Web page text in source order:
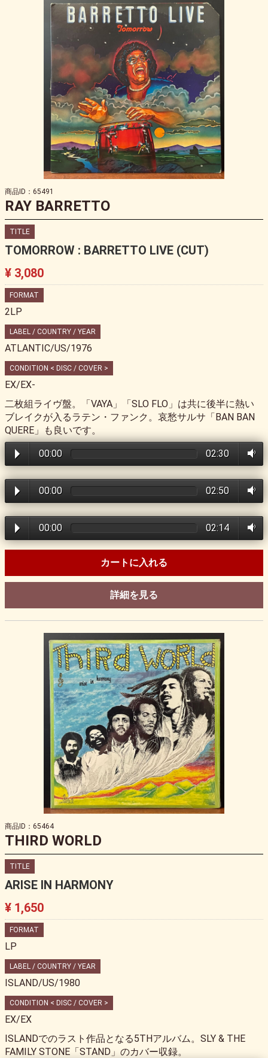
商品ID：65491
RAY BARRETTO
TITLE
TOMORROW : BARRETTO LIVE (CUT)
¥ 3,080
FORMAT
2LP
LABEL / COUNTRY / YEAR
ATLANTIC/US/1976
CONDITION < DISC / COVER >
EX/EX-
二枚組ライヴ盤。「VAYA」「SLO FLO」は共に後半に熱い
ブレイクが入るラテン・ファンク。哀愁サルサ「BAN BAN
QUERE」も良いです。
00:00 02:30
00:00 02:50
00:00 02:14
カートに入れる
詳細を見る
商品ID：65464
THIRD WORLD
TITLE
ARISE IN HARMONY
¥ 1,650
FORMAT
LP
LABEL / COUNTRY / YEAR
ISLAND/US/1980
CONDITION < DISC / COVER >
EX/EX
ISLANDでのラスト作品となる5THアルバム。SLY & THE
FAMILY STONE「STAND」のカバー収録。